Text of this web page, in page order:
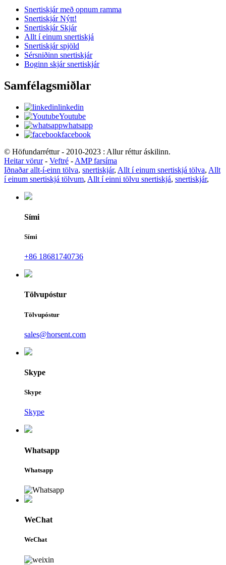
Snertiskjár með opnum ramma
Snertiskjár Nýtt!
Snertiskjár Skjár
Allt í einum snertiskjá
Snertiskjár spjöld
Sérsniðinn snertiskjár
Boginn skjár snertiskjár
Samfélagsmiðlar
linkedin
Youtube
whatsapp
facebook
© Höfundarréttur - 2010-2023 : Allur réttur áskilinn.
Heitar vörur- Veftré - AMP farsíma
Iðnaðar allt-í-einn tölva, snertiskjár, Allt í einum snertiskjá tölva, Allt
í einum snertiskjá tölvum, Allt í einni tölvu snertiskjá, snertiskjár,
Sími
Sími
+86 18681740736
Tölvupóstur
Tölvupóstur
sales@horsent.com
Skype
Skype
Skype
Whatsapp
Whatsapp
WeChat
WeChat